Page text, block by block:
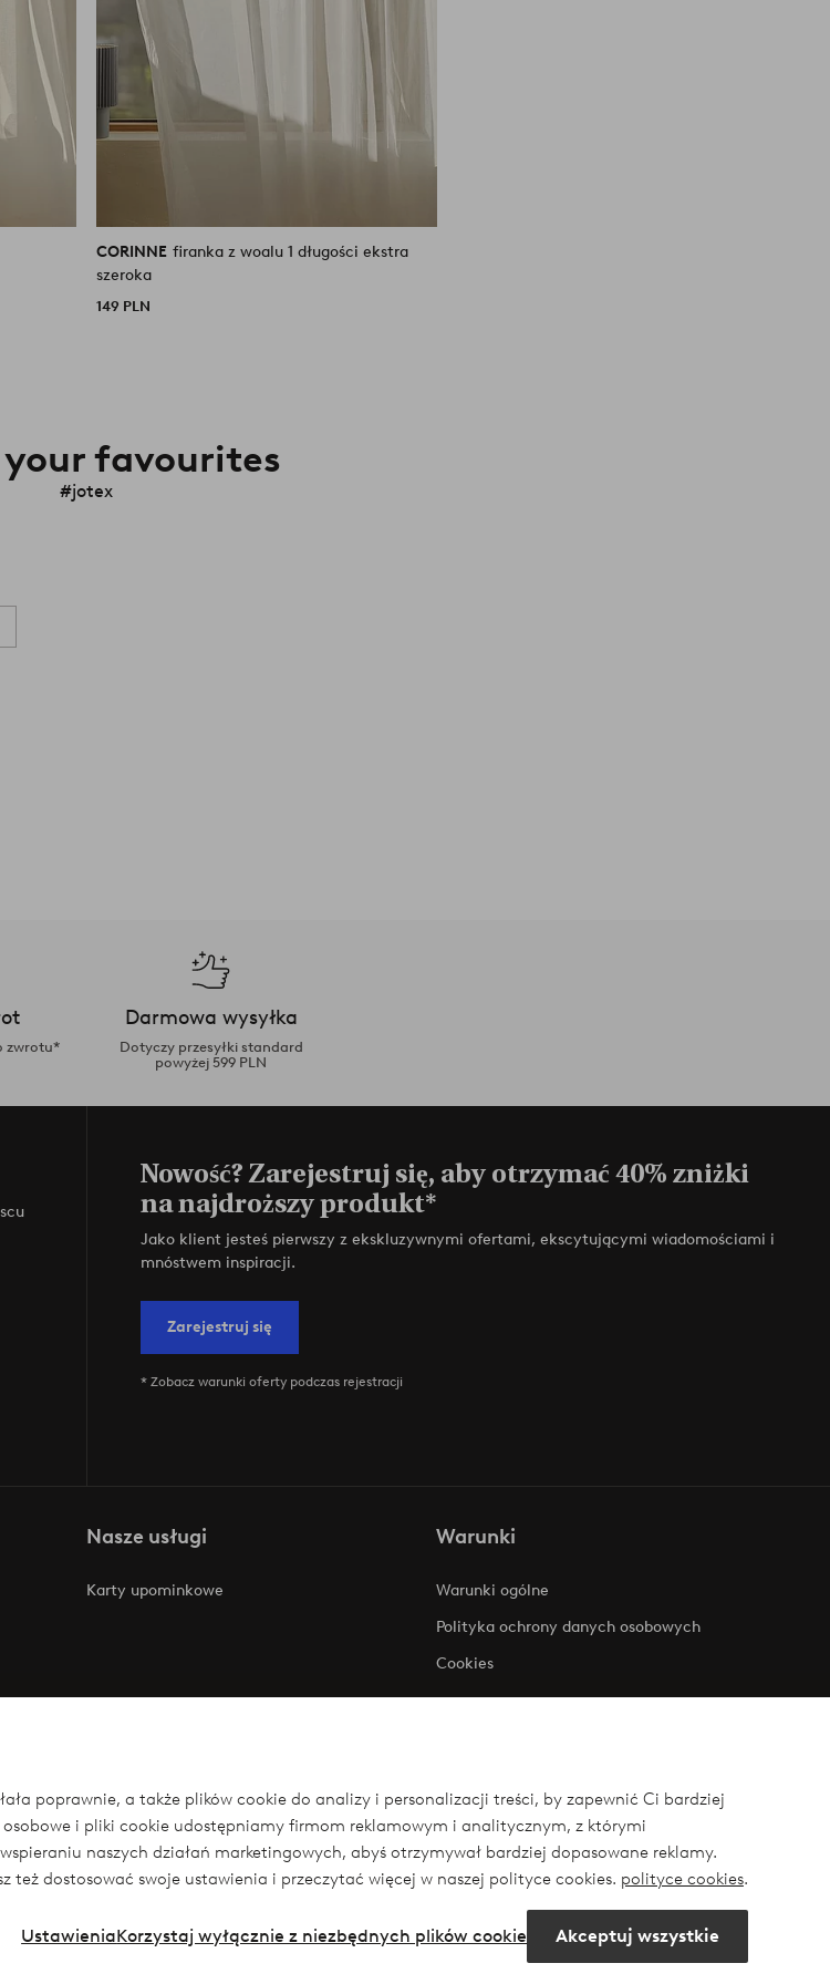
poprawnie, a także plików cookie do analizy i personalizacji treści, by zapewnić Ci bardziej
i pliki cookie udostępniamy firmom reklamowym i analitycznym, z którymi
naszych działań marketingowych, abyś otrzymywał bardziej dopasowane reklamy.
też dostosować swoje ustawienia i przeczytać więcej w naszej polityce cookies. polityce cookies.
Akceptuj wszystkie
Korzystaj wyłącznie z niezbędnych plików cookie
Ustawienia
CORINNE firanka z woalu 1 długości ekstra
szeroka
149 PLN
your favourites
#jotex
zwrotu*
Darmowa wysyłka
Dotyczy przesyłki standard
powyżej 599 PLN
Nowość? Zarejestruj się, aby otrzymać 40% zniżki
na najdroższy produkt*
Jako klient jesteś pierwszy z ekskluzywnymi ofertami, ekscytującymi wiadomościami i
mnóstwem inspiracji.
Zarejestruj się
* Zobacz warunki oferty podczas rejestracji
Nasze usługi
Karty upominkowe
Warunki
Warunki ogólne
Polityka ochrony danych osobowych
Cookies
InstagramFacebook